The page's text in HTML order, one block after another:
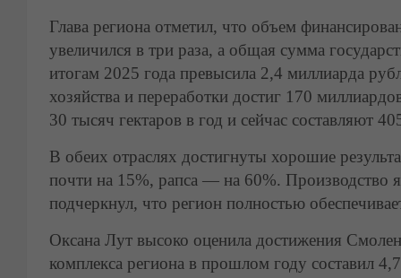
Глава региона отметил, что объем
увеличился в три раза, а общая сумма
итогам 2025 года превысила 2,4 миллиарда
хозяйства и переработки достиг 170
30 тысяч гектаров в год и сейчас составляют
В обеих отраслях достигнуты хорошие
почти на 15%, рапса — на 60%. Производство
подчеркнул, что регион полностью
Оксана Лут высоко оценила достижения
комплекса региона в прошлом году составил